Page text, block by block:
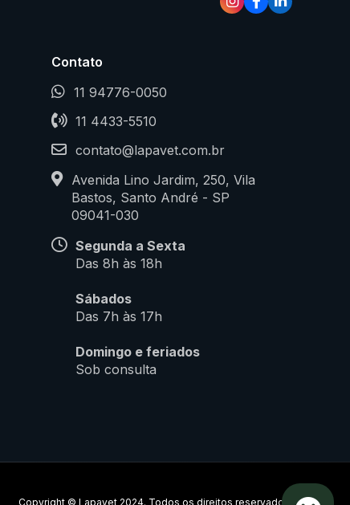
Contato
11 94776-0050
11 4433-5510
contato@lapavet.com.br
Avenida Lino Jardim, 250, Vila
Bastos, Santo André - SP
09041-030
Segunda a Sexta
Das 8h às 18h
Sábados
Das 7h às 17h
Domingo e feriados
Sob consulta
Copyright © Lapavet 2024. Todos os direitos reservados.